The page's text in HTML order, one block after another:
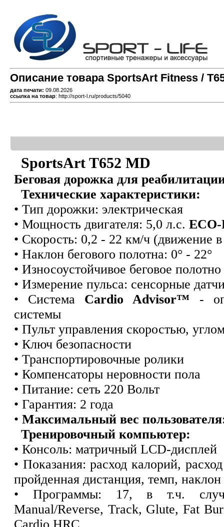
Описание товара SportsArt Fitness /
дата печати: 09.08.2026
ссылка на товар: http://sport-l.ru/products/5040
SportsArt T652 MD
Беговая дорожка для
Технические характеристики:
• Тип дорожки: электрическая
• Мощность двигателя: 5,0 л.с.
• Скорость: 0,2 - 22 км/ч (движение
• Наклон бегового полотна: 0° - 22°
• Износоустойчивое беговое полотно
• Измерение пульса: сенсорные
• Система Cardio Advisor™ -
системы
• Пульт управления скоростью,
• Ключ безопасности
• Транспортировочные ролики
• Компенсаторы неровности пола
• Питание: сеть 220 Вольт
• Гарантия: 2 года
• Максимальный вес
Тренировочный компьютер:
• Консоль: матричный LCD-дисплей
• Показания: расход калорий,
пройденная дистанция, темп, наклон
• Программы: 17, в т.ч.
Manual/Reverse, Track, Glute, Fat
Cardio HRC